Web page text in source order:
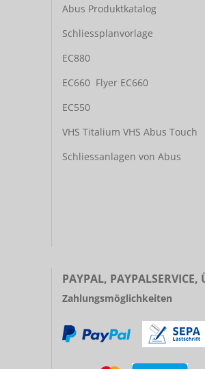
Abus Produktkatalog
Schliessplanvorlage
EC880
EC660 Flyer EC660
EC550
VHS Titalium VHS Abus Touch
Schliessanlagen von Abus
PAYPAL, PAYPALSERVICE,
Zahlungsmöglichkeiten